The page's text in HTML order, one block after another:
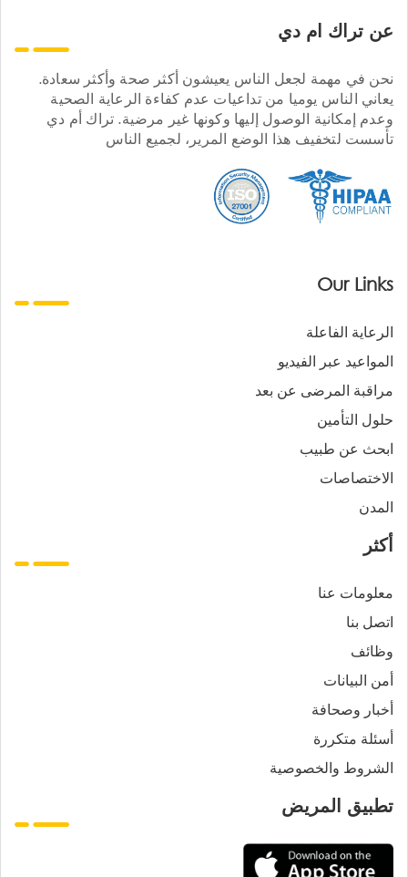
عن تراك ام دي
نحن في مهمة لجعل الناس يعيشون أكثر صحة وأكثر سعادة.
يعاني الناس يوميا من تداعيات عدم كفاءة الرعاية الصحية
وعدم إمكانية الوصول إليها وكونها غير مرضية. تراك أم دي
تأسست لتخفيف هذا الوضع المرير، لجميع الناس
Our Links
الرعاية الفاعلة
المواعيد عبر الفيديو
مراقبة المرضى عن بعد
حلول التأمين
ابحث عن طبيب
الاختصاصات
المدن
أكثر
معلومات عنا
اتصل بنا
وظائف
أمن البيانات
أخبار وصحافة
أسئلة متكررة
الشروط والخصوصية
تطبيق المريض